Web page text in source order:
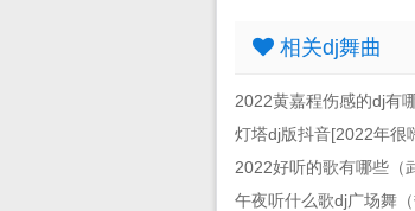
相关dj舞曲
2022黄嘉程伤感的dj有
灯塔dj版抖音[2022年很
2022好听的歌有哪些（
午夜听什么歌dj广场舞（